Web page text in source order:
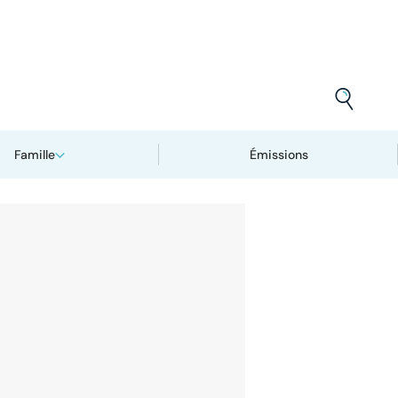
Famille Émissions